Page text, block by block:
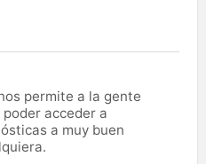
permite a la gente
acceder a
a muy buen